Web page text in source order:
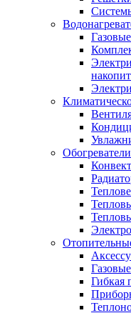
Обогреватели
Гибкая